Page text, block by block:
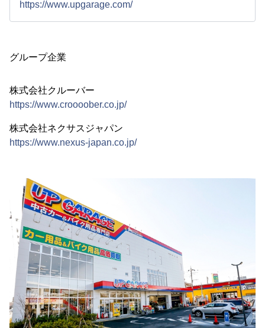
https://www.upgarage.com/
グループ企業
株式会社クルーバー
https://www.croooober.co.jp/
株式会社ネクサスジャパン
https://www.nexus-japan.co.jp/